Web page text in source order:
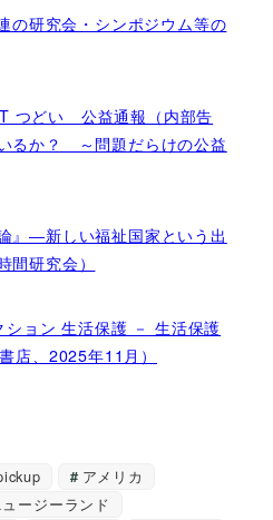
の研究会・シンポジウム等の
つどい 公益通報（内部告
るか？ ～問題だらけの公益
』―新しい福祉国家という出
間研究会）
ョン 生活保護 － 生活保護
店、2025年11月）
アメリカ
ュージーランド